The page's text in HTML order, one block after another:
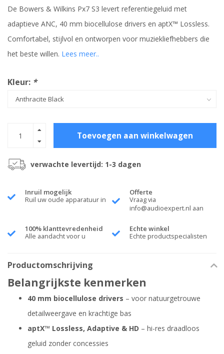
De Bowers & Wilkins Px7 S3 levert referentiegeluid met
adaptieve ANC, 40 mm biocellulose drivers en aptX™ Lossless.
Comfortabel, stijlvol en ontworpen voor muziekliefhebbers die
het beste willen. Lees meer..
Kleur: *
Toevoegen aan winkelwagen
verwachte levertijd: 1-3 dagen
Inruil mogelijk
Ruil uw oude apparatuur in
Offerte
Vraag via
info@audioexpert.nl aan
100% klanttevredenheid
Alle aandacht voor u
Echte winkel
Echte productspecialisten
Productomschrijving
Belangrijkste kenmerken
40 mm biocellulose drivers – voor natuurgetrouwe
detailweergave en krachtige bas
aptX™ Lossless, Adaptive & HD – hi-res draadloos
geluid zonder concessies